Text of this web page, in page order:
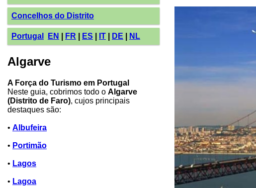
Concelhos do Distrito
Portugal EN FR ES IT DE NL
Algarve
A Força do Turismo em Portugal
Neste guia, cobrimos todo o Algarve
(Distrito de Faro), cujos principais
destaques são:
• Albufeira
• Portimão
• Lagos
• Lagoa